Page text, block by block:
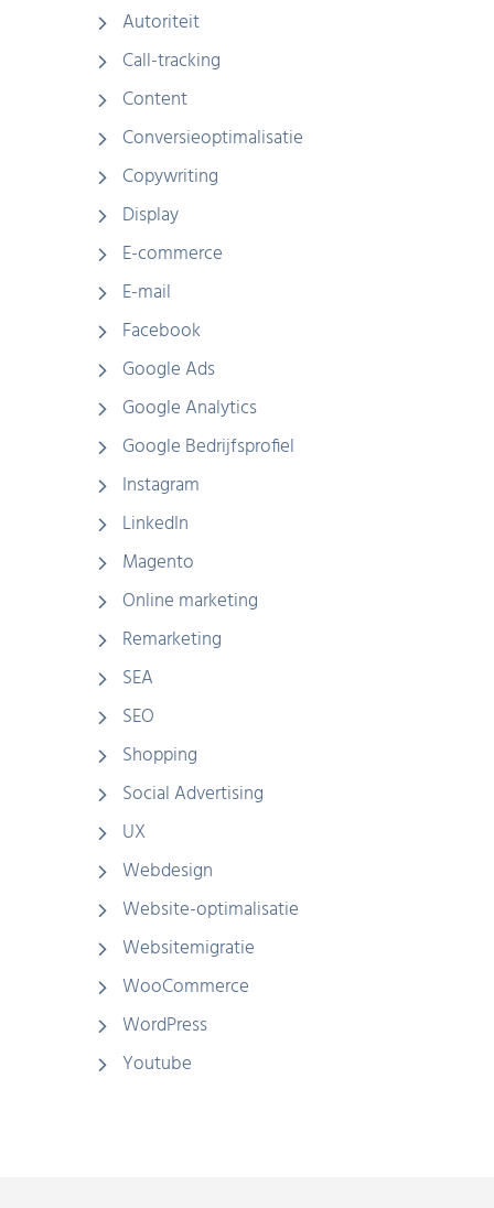
Autoriteit
Call-tracking
Content
Conversieoptimalisatie
Copywriting
Display
E-commerce
E-mail
Facebook
Google Ads
Google Analytics
Google Bedrijfsprofiel
Instagram
LinkedIn
Magento
Online marketing
Remarketing
SEA
SEO
Shopping
Social Advertising
UX
Webdesign
Website-optimalisatie
Websitemigratie
WooCommerce
WordPress
Youtube